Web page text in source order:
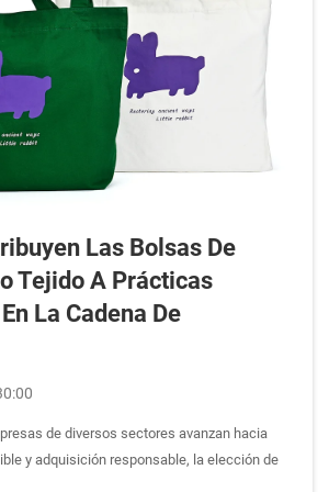
Las Bolsas De
Tejido A Prácticas
La Cadena De
de diversos sectores avanzan hacia
y adquisición responsable, la elección de
y transporte nunca ha sido tan crítica. La